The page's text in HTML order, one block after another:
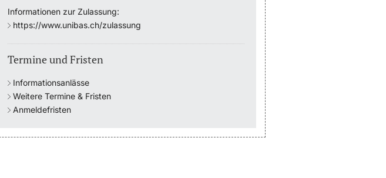
Informationen zur Zulassung:
https://www.unibas.ch/zulassung
Termine und Fristen
Informationsanlässe
Weitere Termine & Fristen
Anmeldefristen